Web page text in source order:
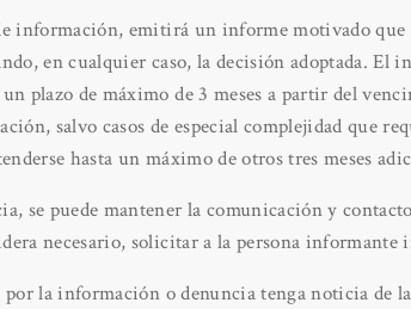
información, emitirá un informe motivado que
en cualquier caso, la decisión adoptada. El
plazo de máximo de 3 meses a partir del
salvo casos de especial complejidad que
hasta un máximo de otros tres meses
se puede mantener la comunicación y
necesario, solicitar a la persona
por la información o denuncia tenga noticia de